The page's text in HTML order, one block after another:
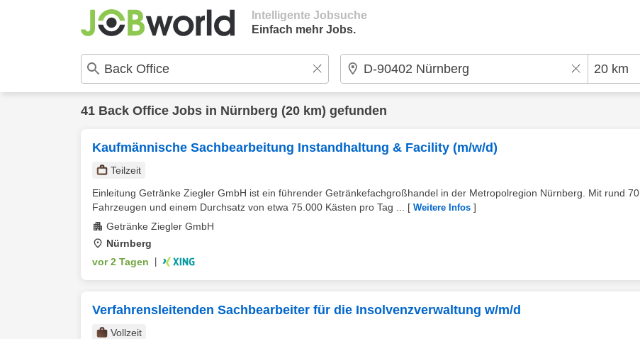
Intelligente Jobsuche
Einfach mehr Jobs.
41 Back Office Jobs in Nürnberg (20 km) gefunden
Kaufmännische Sachbearbeitung Instandhaltung & Facility (m/w/d)
Teilzeit
Einleitung Getränke Ziegler GmbH ist ein führender Getränkefachgroßhandel in der Metropolregion Nürnberg. Mit rund 70
Fahrzeugen und einem Durchsatz von etwa 75.000 Kästen pro Tag ...
[ Weitere Infos ]
Getränke Ziegler GmbH
Nürnberg
vor 2 Tagen
Verfahrensleitenden Sachbearbeiter für die Insolvenzverwaltung w/m/d
Vollzeit